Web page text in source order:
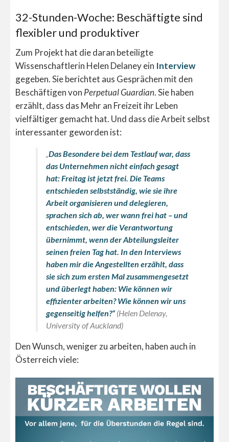
32-Stunden-Woche: Beschäftigte sind
flexibler und produktiver
Zum Projekt hat die daran beteiligte
Wissenschaftlerin Helen Delaney ein Interview
gegeben. Sie berichtet aus Gesprächen mit den
Beschäftigen von Perpetual Guardian. Sie haben
erzählt, dass das Mehr an Freizeit ihr Leben
vielfältiger gemacht hat. Und dass die Arbeit selbst
interessanter geworden ist:
Das Besondere bei dem Testlauf war, dass
das Unternehmen nicht einfach gesagt
hat: Freitag ist jetzt frei. Die Teams
entschieden selbstständig, wie sie ihre
Arbeit organisieren und delegieren,
sprachen sich ab, wer wann frei hat – und
entschieden, wer die Verantwortung
übernimmt, wenn der Abteilungsleiter
seinen freien Tag hat. In den Interviews
haben mir die Angestellten erzählt, dass
sie sich zum ersten Mal zusammengesetzt
und überlegt haben: Wie können wir
effizienter arbeiten? Wie können wir uns
gegenseitig helfen?“(Helen Delenay,
University of Auckland)
Den Wunsch, weniger zu arbeiten, haben auch in
Österreich viele: